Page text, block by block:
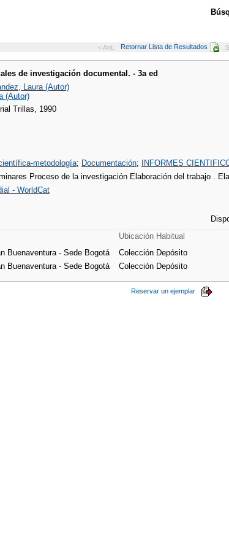
< Ant. Retornar Lista de Resultados
de investigación documental. - 3a ed
Laura (Autor)
(Autor)
Trillas, 1990
metodología; Documentación; INFORMES
Proceso de la investigación Elaboración del trabajo .
- WorldCat
Ubicación Habitual
Buenaventura - Sede Bogotá Colección Depósito
Buenaventura - Sede Bogotá Colección Depósito
Reservar un ejemplar